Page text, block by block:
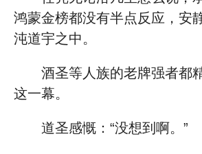
鸿蒙金榜都没有半点反应，安
沌道宇之中。
酒圣等人族的老牌强者都
这一幕。
道圣感慨：“没想到啊。”